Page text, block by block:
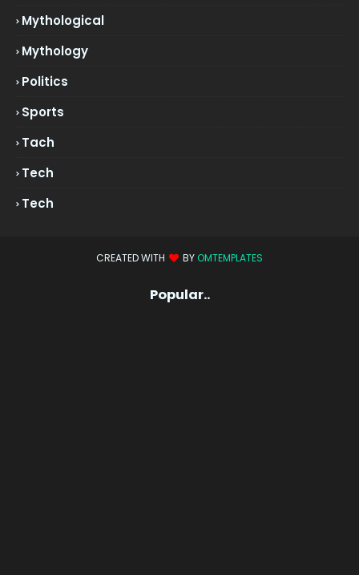
Mythological
Mythology
Politics
Sports
Tach
Tech
Tech
CREATED WITH BY OMTEMPLATES
Popular..